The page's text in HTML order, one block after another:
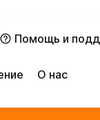
Помощь и
О нас